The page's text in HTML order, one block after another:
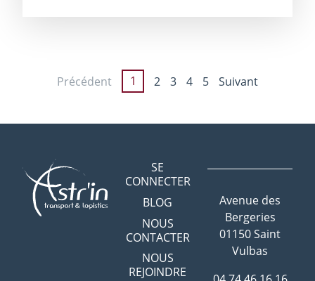
Précédent 1 2 3 4 5 Suivant
SE
CONNECTER
BLOG
NOUS
CONTACTER
NOUS
REJOINDRE
Avenue des
Bergeries
01150 Saint
Vulbas